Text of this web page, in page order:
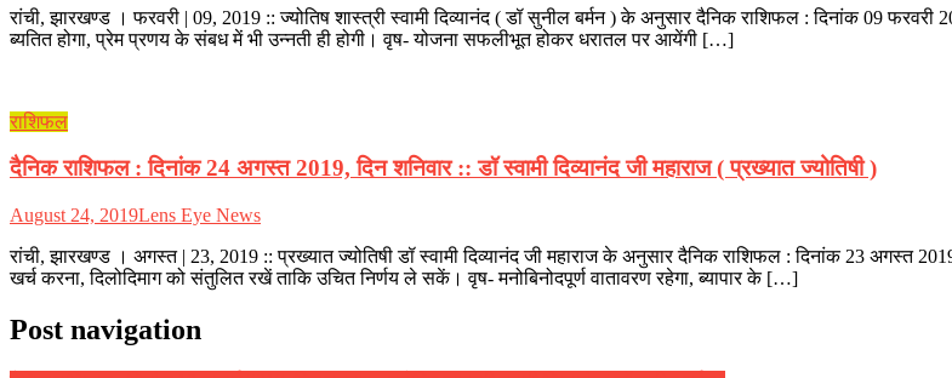
रांची, झारखण्ड । फरवरी | 09, 2019 :: ज्योतिष शास्त्री स्वामी दिव्यानंद ( डॉ सुनील बर्मन ) के अनुसार दैनिक राशिफल : दिनांक 09 फरवरी
ब्यतित होगा, प्रेम प्रणय के संबध में भी उन्नती ही होगी। वृष- योजना सफलीभूत होकर धरातल पर आयेंगी […]
राशिफल
दैनिक राशिफल : दिनांक 24 अगस्त 2019, दिन शनिवार :: डॉ स्वामी दिव्यानंद जी महाराज ( प्रख्यात ज्योतिषी )
August 24, 2019Lens Eye News
रांची, झारखण्ड । अगस्त | 23, 2019 :: प्रख्यात ज्योतिषी डॉ स्वामी दिव्यानंद जी महाराज के अनुसार दैनिक राशिफल : दिनांक 23
खर्च करना, दिलोदिमाग को संतुलित रखें ताकि उचित निर्णय ले सकें। वृष- मनोबिनोदपूर्ण वातावरण रहेगा, ब्यापार के […]
Post navigation